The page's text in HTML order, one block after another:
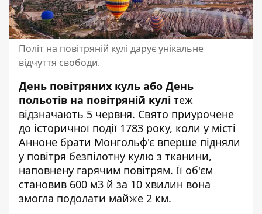
Політ на повітряній кулі дарує унікальне
відчуття свободи.
День повітряних куль або День
польотів на повітряній кулі теж
відзначають 5 червня. Свято приурочене
до історичної події 1783 року, коли у місті
Анноне брати Монгольф'є вперше підняли
у повітря безпілотну кулю з тканини,
наповнену гарячим повітрям. Її об'єм
становив 600 м3 й за 10 хвилин вона
змогла подолати майже 2 км.